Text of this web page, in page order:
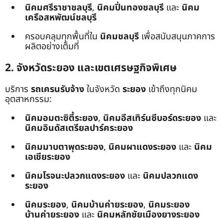
นิคมศรีราชาชลบุรี, นิคมปิ่นทองชลบุรี และ นิคม
เครือสหพัฒน์ชลบุรี
ครอบคลุมทุกพื้นที่ใน นิคมชลบุรี เพื่อสนับสนุนภาคการ
ผลิตอย่างเต็มที่
2. จังหวัดระยอง และเขตเศรษฐกิจพิเศษ
บริการ รถเครนรับจ้างในจังหวัด ระยอง เข้าถึงทุกนิคม
อุตสาหกรรม:
นิคมอมตะซิตี้ระยอง, นิคมอีสเทิร์นซีบอร์ดระยอง และ
นิคมอินดัสเตรียลปาร์คระยอง
นิคมมาบตาพุดระยอง, นิคมผาแดงระยอง และ นิคม
เอเชียระยอง
นิคมโรจนะปลวกแดงระยอง และ นิคมปลวกแดง
ระยอง
นิคมระยอง, นิคมบ้านค่ายระยอง, นิคมระยอง
บ้านค่ายระยอง และ นิคมหลักชัยเมืองยางระยอง